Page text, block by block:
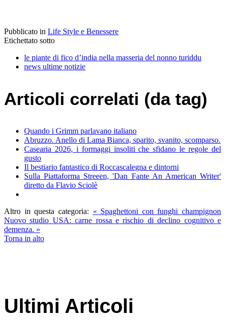
Pubblicato in Life Style e Benessere
Etichettato sotto
le piante di fico d’india nella masseria del nonno turiddu
news ultime notizie
Articoli correlati (da tag)
Quando i Grimm parlavano italiano
Abruzzo. Anello di Lama Bianca, sparito, svanito, scomparso.
Casearia 2026, i formaggi insoliti che sfidano le regole del
gusto
Il bestiario fantastico di Roccascalegna e dintorni
Sulla Piattaforma Streeen, 'Dan Fante An American Writer'
diretto da Flavio Sciolè
Altro in questa categoria: « Spaghettoni con funghi champignon
Nuovo studio USA: carne rossa e rischio di declino cognitivo e
demenza. »
Torna in alto
Ultimi Articoli